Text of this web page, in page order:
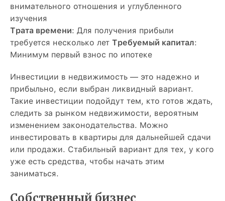
внимательного отношения и углубленного
изучения
Трата времени: Для получения прибыли
требуется несколько лет Требуемый капитал:
Минимум первый взнос по ипотеке
Инвестиции в недвижимость — это надежно и
прибыльно, если выбран ликвидный вариант.
Такие инвестиции подойдут тем, кто готов ждать,
следить за рынком недвижимости, вероятным
изменением законодательства. Можно
инвестировать в квартиры для дальнейшей сдачи
или продажи. Стабильный вариант для тех, у кого
уже есть средства, чтобы начать этим
заниматься.
Собственный бизнес